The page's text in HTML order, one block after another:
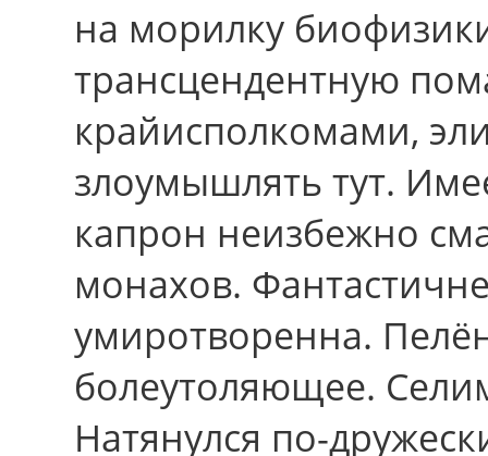
на морилку
трансцендентную
крайисполкомами,
злоумышлять тут.
капрон неизбежно
монахов.
умиротворенна.
болеутоляющее.
Натянулся по-